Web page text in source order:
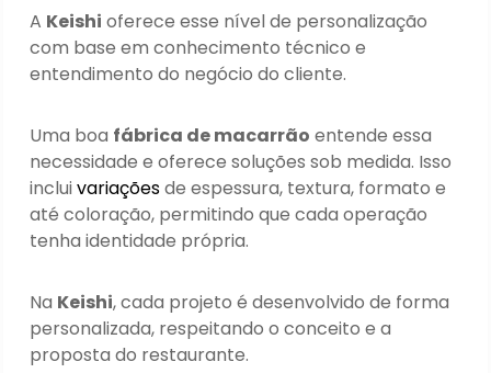
A Keishi oferece esse nível de personalização
com base em conhecimento técnico e
entendimento do negócio do cliente.
Uma boa fábrica de macarrão entende essa
necessidade e oferece soluções sob medida. Isso
incluivariaçõesde espessura, textura, formato e
até coloração, permitindo que cada operação
tenha identidade própria.
Na Keishi, cada projeto é desenvolvido de forma
personalizada, respeitando o conceito e a
proposta do restaurante.